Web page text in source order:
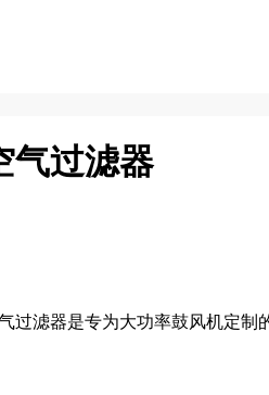
气过滤器
过滤器是专为大功率鼓风机定